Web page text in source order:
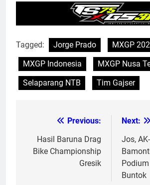
Tagged: Jorge Prado
MXGP
MXGP Indonesia
MXGP Nusa
Selaparang NTB
Tim Gajser
navigation
Previous:
Hasil Baruna Drag
Bike Championship
Gresik
Next:
Jos,
Buntok